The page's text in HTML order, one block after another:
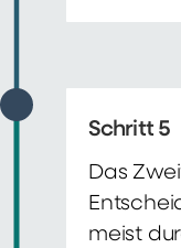
Schritt 5
Das
meist